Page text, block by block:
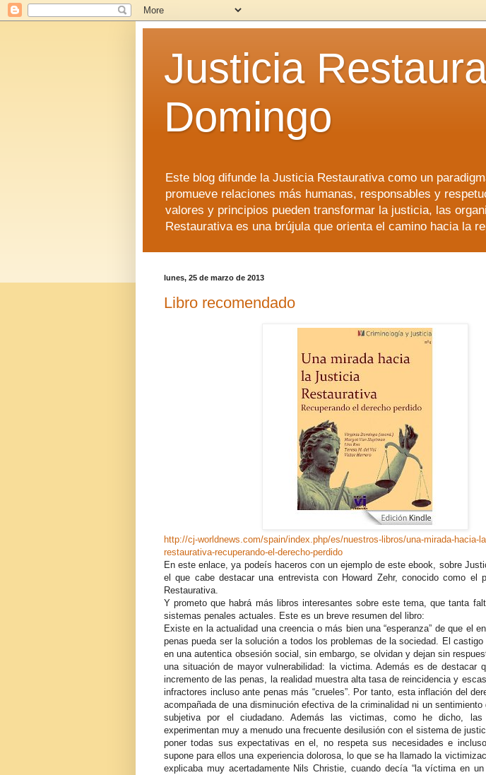
Justicia
Domingo
Este blog difunde la Justicia Restaurativa como un
promueve relaciones más humanas, responsables y
valores y principios pueden transformar la justicia, las
Restaurativa es una brújula que orienta el camino hacia la
lunes, 25 de marzo de 2013
Libro recomendado
http://cj-worldnews.com/spain/index.php/es/nuestros-libros/una-mirada-hacia-
restaurativa-recuperando-el-derecho-perdido
En este enlace, ya podeís haceros con un ejemplo de este ebook, sobre
el que cabe destacar una entrevista con Howard Zehr, conocido como el
Restaurativa.
Y prometo que habrá más libros interesantes sobre este tema, que tanta
sistemas penales actuales. Este es un breve resumen del libro:
Existe en la actualidad una creencia o más bien una “esperanza” de que el
penas pueda ser la solución a todos los problemas de la sociedad. El
en una autentica obsesión social, sin embargo, se olvidan y dejan sin
una situación de mayor vulnerabilidad: la victima. Además es de destacar
incremento de las penas, la realidad muestra alta tasa de reincidencia y
infractores incluso ante penas más “crueles”. Por tanto, esta inflación del
acompañada de una disminución efectiva de la criminalidad ni un sentimiento
subjetiva por el ciudadano. Además las victimas, como he dicho, las
experimentan muy a menudo una frecuente desilusión con el sistema de
poner todas sus expectativas en el, no respeta sus necesidades e
supone para ellos una experiencia dolorosa, lo que se ha llamado la
explicaba muy acertadamente Nils Christie, cuando decía “la víctima en